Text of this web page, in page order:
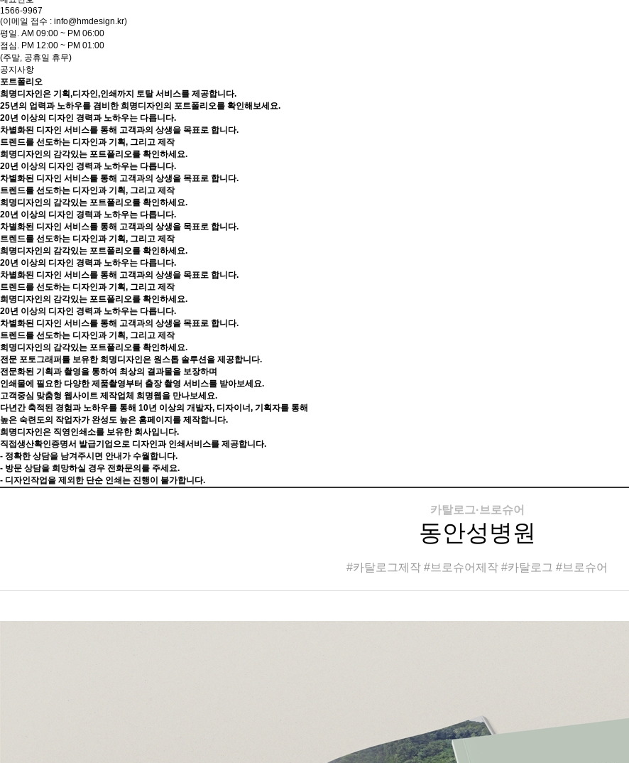
1566-9967
(이메일 접수 : info@hmdesign.kr)
평일. AM 09:00 ~ PM 06:00
점심. PM 12:00 ~ PM 01:00
(주말, 공휴일 휴무)
공지사항
포트폴리오
희명디자인은 기획,디자인,인쇄까지 토탈 서비스를 제공합니다.
25년의 업력과 노하우를 겸비한 희명디자인의 포트폴리오를 확인해보세요.
20년 이상의 디자인 경력과 노하우는 다릅니다.
차별화된 디자인 서비스를 통해 고객과의 상생을 목표로 합니다.
트렌드를 선도하는 디자인과 기획, 그리고 제작
희명디자인의 감각있는 포트폴리오를 확인하세요.
20년 이상의 디자인 경력과 노하우는 다릅니다.
차별화된 디자인 서비스를 통해 고객과의 상생을 목표로 합니다.
트렌드를 선도하는 디자인과 기획, 그리고 제작
희명디자인의 감각있는 포트폴리오를 확인하세요.
20년 이상의 디자인 경력과 노하우는 다릅니다.
차별화된 디자인 서비스를 통해 고객과의 상생을 목표로 합니다.
트렌드를 선도하는 디자인과 기획, 그리고 제작
희명디자인의 감각있는 포트폴리오를 확인하세요.
20년 이상의 디자인 경력과 노하우는 다릅니다.
차별화된 디자인 서비스를 통해 고객과의 상생을 목표로 합니다.
트렌드를 선도하는 디자인과 기획, 그리고 제작
희명디자인의 감각있는 포트폴리오를 확인하세요.
20년 이상의 디자인 경력과 노하우는 다릅니다.
차별화된 디자인 서비스를 통해 고객과의 상생을 목표로 합니다.
트렌드를 선도하는 디자인과 기획, 그리고 제작
희명디자인의 감각있는 포트폴리오를 확인하세요.
전문 포토그래퍼를 보유한 희명디자인은 원스톱 솔루션을 제공합니다.
전문화된 기획과 촬영을 통하여 최상의 결과물을 보장하며
인쇄물에 필요한 다양한 제품촬영부터 출장 촬영 서비스를 받아보세요.
고객중심 맞춤형 웹사이트 제작업체 희명웹을 만나보세요.
다년간 축적된 경험과 노하우를 통해 10년 이상의 개발자, 디자이너, 기획자를 통해
높은 숙련도의 작업자가 완성도 높은 홈페이지를 제작합니다.
희명디자인은 직영인쇄소를 보유한 회사입니다.
직접생산확인증명서 발급기업으로 디자인과 인쇄서비스를 제공합니다.
- 정확한 상담을 남겨주시면 안내가 수월합니다.
- 방문 상담을 희망하실 경우 전화문의를 주세요.
- 디자인작업을 제외한 단순 인쇄는 진행이 불가합니다.
카탈로그·브로슈어
동안성병원
#카탈로그제작 #브로슈어제작 #카탈로그 #브로슈어